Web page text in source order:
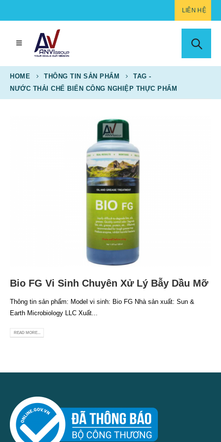
LIÊN HỆ
HOME THÔNG TIN SẢN PHẨM
TAG -
NƯỚC THẢI CHẾ BIẾN CÔNG NGHIỆP THỰC PHẨM
Bio FG Vi Sinh Chuyên Xử Lý Bẫy Dầu Mỡ
Thông tin sản phẩm: Model vi sinh: Bio FG Nhà sản xuất: Sun &
Earth Microbiology LLC Xuất...
READ MORE...